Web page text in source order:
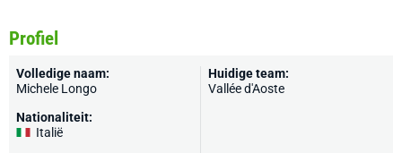
Profiel
Volledige naam:
Michele Longo
Nationaliteit:
Italië
Huidige team:
Vallée d'Aoste